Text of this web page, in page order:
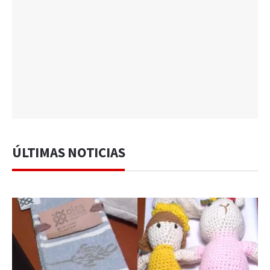
ÚLTIMAS NOTICIAS